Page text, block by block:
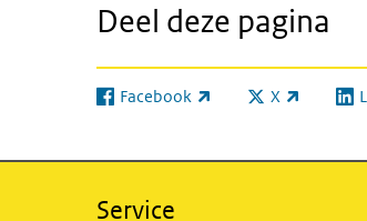
Deel deze pagina
Facebook
(externe link) X
(externe link)
Service